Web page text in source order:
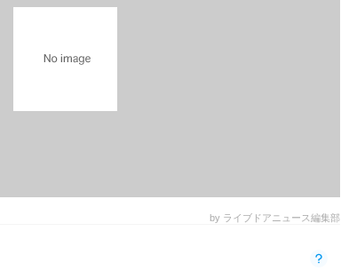
by ライブドアニュース編集部